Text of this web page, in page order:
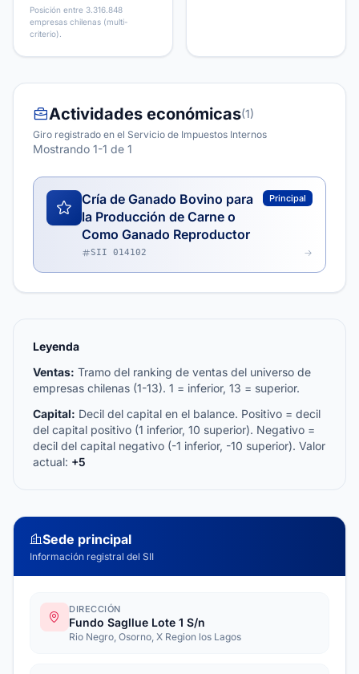
Posición entre 3.316.848
empresas chilenas (multi-
criterio).
Actividades económicas(1)
Giro registrado en el Servicio de Impuestos Internos
Mostrando 1-1 de 1
Cría de Ganado Bovino para
la Producción de Carne o
Como Ganado Reproductor
Principal
SII 014102
Leyenda
Ventas: Tramo del ranking de ventas del universo de
empresas chilenas (1-13). 1 = inferior, 13 = superior.
Capital: Decil del capital en el balance. Positivo = decil
del capital positivo (1 inferior, 10 superior). Negativo =
decil del capital negativo (-1 inferior, -10 superior). Valor
actual: +5
Sede principal
Información registral del SII
DIRECCIÓN
Fundo Sagllue Lote 1 S/n
Rio Negro, Osorno, X Region los Lagos